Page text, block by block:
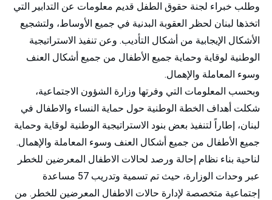
وطلب خبراء لجنة حقوق الطفل قديم معلومات عن التدابير التي
اتخذها لبنان لحظر العقوبة البدنية في جميع الأوساط، ولتشجيع
الأشكال الإيجابية من أشكال التأديب. وعن تنفيذ الاستراتيجية
الوطنية لوقاية وحماية جميع الأطفال من جميع أشكال العنف
وسوء المعاملة والإهمال.
وبحسب المعلومات التي وفرتها وزارة الشؤون الاجتماعية،
شكلت أهداف الخطة الوطنية حول حماية النساء والاطفال في
لبنان، إطاراً لتنفيذ بعض بنود الاستراتيجية الوطنية لوقاية وحماية
جميع الأطفال من جميع أشكال العنف وسوء المعاملة والإهمال.
لناحية بناء نظام إحالة ورصد لحالات الاطفال المعرضين للخطر
عبر وحدات الوزارة، حيث تم تسمية وتدريب 57 مساعدة
إجتماعية متخصصة لإدارة حالات الاطفال المعرضين للخطر. من